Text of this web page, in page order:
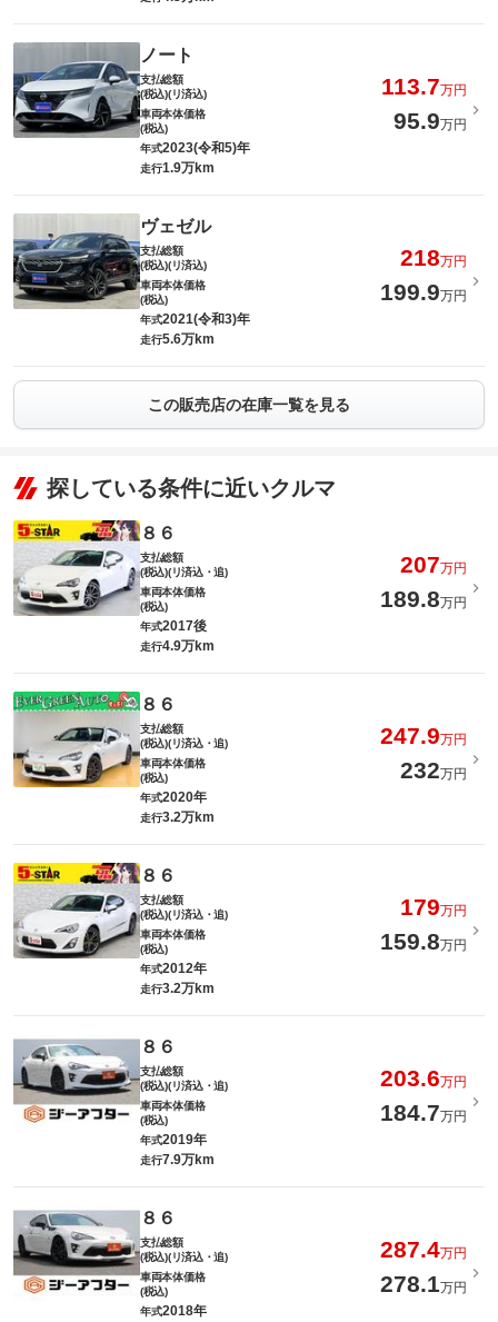
ノート
支払総額
(税込)(リ済込)
113.7万円
車両本体価格
(税込)
95.9万円
年式2023(令和5)年
走行1.9万km
ヴェゼル
支払総額
(税込)(リ済込)
218万円
車両本体価格
(税込)
199.9万円
年式2021(令和3)年
走行5.6万km
この販売店の在庫一覧を見る
探している条件に近いクルマ
８６
支払総額
(税込)(リ済込・追)
207万円
車両本体価格
(税込)
189.8万円
年式2017後
走行4.9万km
８６
支払総額
(税込)(リ済込・追)
247.9万円
車両本体価格
(税込)
232万円
年式2020年
走行3.2万km
８６
支払総額
(税込)(リ済込・追)
179万円
車両本体価格
(税込)
159.8万円
年式2012年
走行3.2万km
８６
支払総額
(税込)(リ済込・追)
203.6万円
車両本体価格
(税込)
184.7万円
年式2019年
走行7.9万km
８６
支払総額
(税込)(リ済込・追)
287.4万円
車両本体価格
(税込)
278.1万円
年式2018年